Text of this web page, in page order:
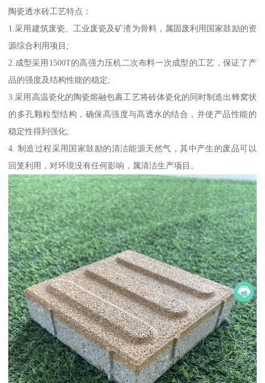
陶瓷透水砖工艺特点：
1.采用建筑废瓷、工业废瓷及矿渣为骨料，属固废利用国家鼓励的资
源综合利用项目;
2.成型采用1500T的高强力压机二次布料一次成型的工艺，保证了产
品的强度及结构性能的稳定;
3.采用高温瓷化的陶瓷熔融包裹工艺将砖体瓷化的同时制造出蜂窝状
的多孔颗粒型结构，确保高强度与高透水的结合，并使产品性能的
稳定性得到强化;
4. 制造过程采用国家鼓励的清洁能源天然气，其中产生的废品可以
回笼利用，对环境没有任何影响，属清洁生产项目。